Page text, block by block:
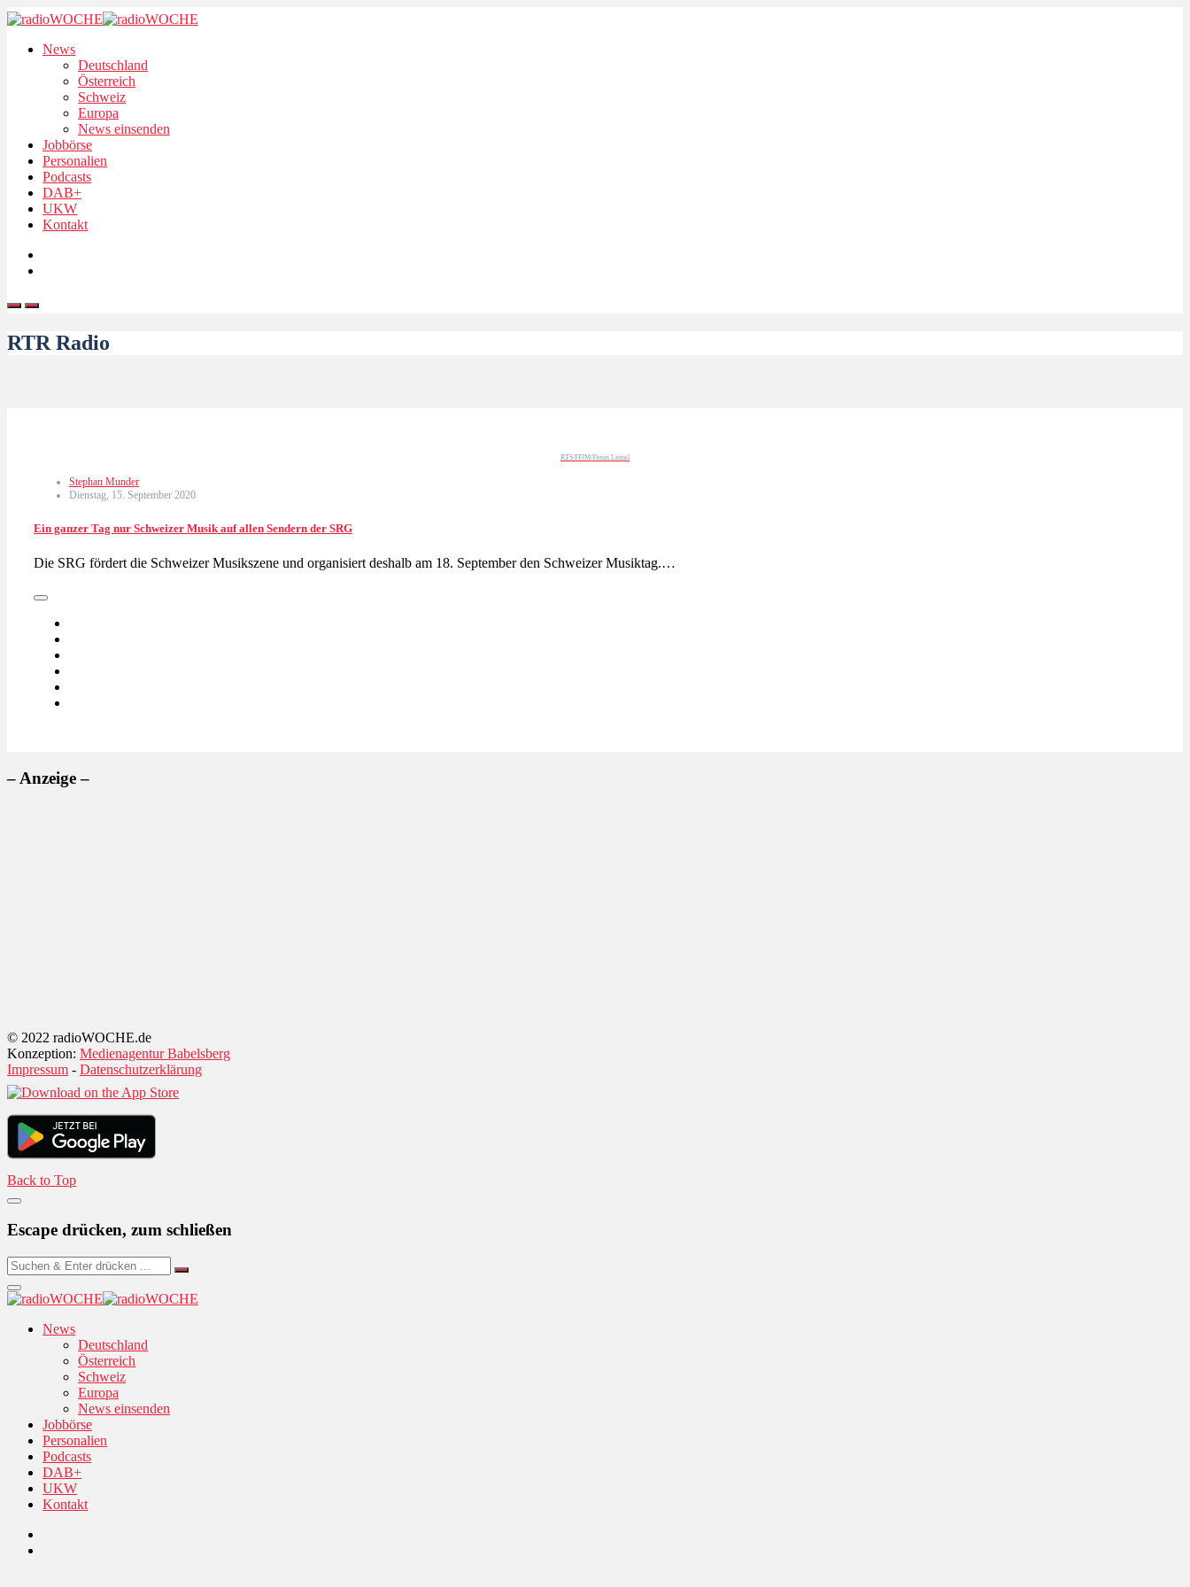
News
Deutschland
Österreich
Schweiz
Europa
News einsenden
Jobbörse
Personalien
Podcasts
DAB+
UKW
Kontakt
RTR Radio
RTS/FFJM/Flusin Lionel
Stephan Munder
Dienstag, 15. September 2020
Ein ganzer Tag nur Schweizer Musik auf allen Sendern der SRG
Die SRG fördert die Schweizer Musikszene und organisiert deshalb am 18. September den Schweizer Musiktag.…
– Anzeige –
© 2022 radioWOCHE.de
Konzeption: Medienagentur Babelsberg
Impressum - Datenschutzerklärung
Back to Top
Escape drücken, zum schließen
News
Deutschland
Österreich
Schweiz
Europa
News einsenden
Jobbörse
Personalien
Podcasts
DAB+
UKW
Kontakt